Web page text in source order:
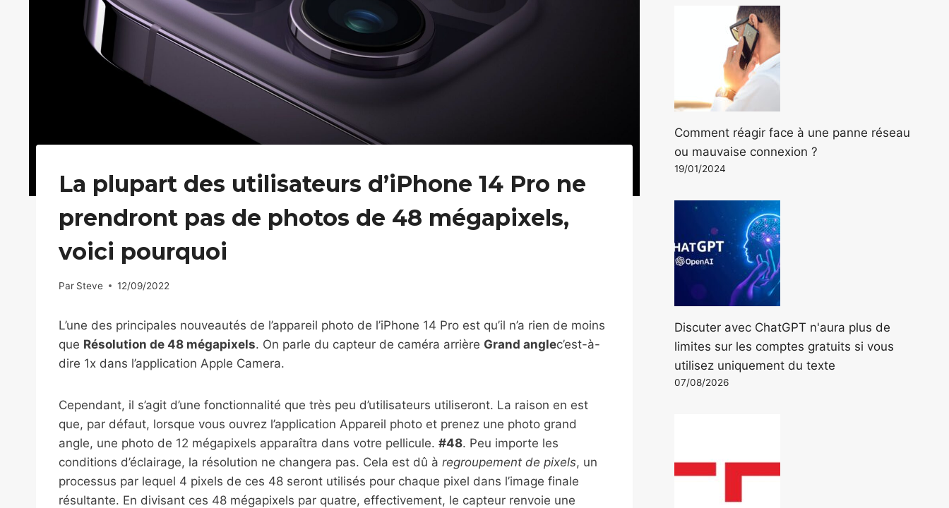
La plupart des utilisateurs d’iPhone 14 Pro ne
prendront pas de photos de 48 mégapixels,
voici pourquoi
Par Steve 12/09/2022
L’une des principales nouveautés de l’appareil photo de l’iPhone 14 Pro est qu’il n’a rien de moins
que Résolution de 48 mégapixels. On parle du capteur de caméra arrière Grand anglec’est-à-
dire 1x dans l’application Apple Camera.
Cependant, il s’agit d’une fonctionnalité que très peu d’utilisateurs utiliseront. La raison en est
que, par défaut, lorsque vous ouvrez l’application Appareil photo et prenez une photo grand
angle, une photo de 12 mégapixels apparaîtra dans votre pellicule. #48. Peu importe les
conditions d’éclairage, la résolution ne changera pas. Cela est dû à regroupement de pixels, un
processus par lequel 4 pixels de ces 48 seront utilisés pour chaque pixel dans l’image finale
résultante. En divisant ces 48 mégapixels par quatre, effectivement, le capteur renvoie une
Comment réagir face à une panne réseau
ou mauvaise connexion ?
19/01/2024
Discuter avec ChatGPT n'aura plus de
limites sur les comptes gratuits si vous
utilisez uniquement du texte
07/08/2026